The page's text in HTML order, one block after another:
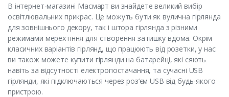
В інтернет-магазині Масмарт ви знайдете великий вибір
освітлювальних прикрас. Це можуть бути як вулична гірлянда
для зовнішнього декору, так і штора гірлянда з різними
режимами мерехтіння для створення затишку вдома. Окрім
класичних варіантів гірлянд, що працюють від розетки, у нас
ви також можете купити гірлянди на батарейці, які сяють
навіть за відсутності електропостачання, та сучасні USB
гірлянди, які підключаються через роз’єм USB від будь-якого
пристрою.